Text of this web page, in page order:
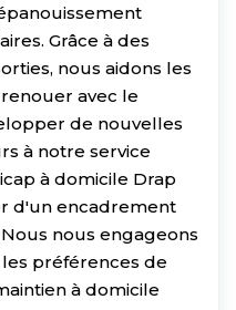
Grâce à des
nous aidons les
avec le
de nouvelles
à notre service
à domicile Drap
d'un encadrement
nous engageons
préférences de
à domicile